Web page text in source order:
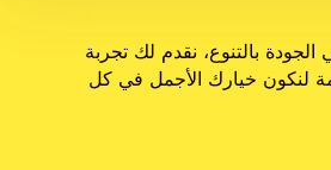
بالتنوع، نقدم لك تجربة
لنكون خيارك الأجمل في كل